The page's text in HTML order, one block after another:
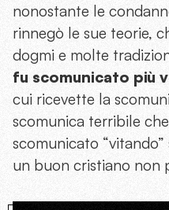
nonostante le
rinnegò le sue teorie,
dogmi e molte
fu scomunicato più
cui ricevette la
scomunica terribile
scomunicato
un buon cristiano non